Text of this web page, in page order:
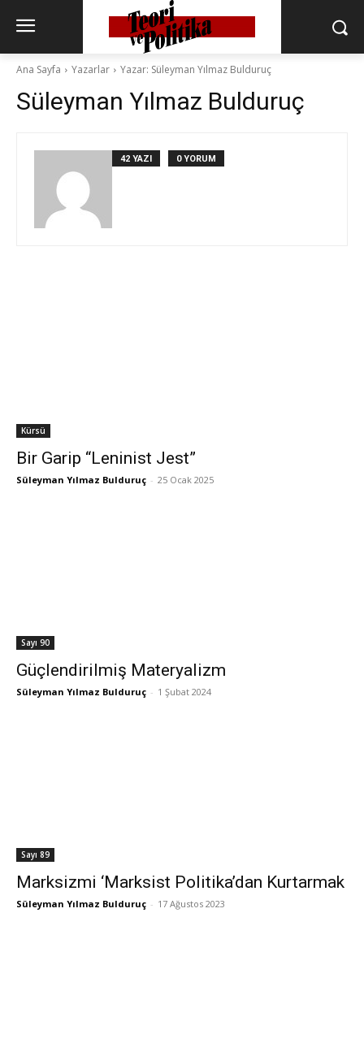
Ana Sayfa Yazarlar Yazar: Süleyman Yılmaz Bulduruç
Süleyman Yılmaz Bulduruç
42 YAZI 0 YORUM
Kürsü
Bir Garip “Leninist Jest”
Süleyman Yılmaz Bulduruç - 25 Ocak 2025
Sayı 90
Güçlendirilmiş Materyalizm
Süleyman Yılmaz Bulduruç - 1 Şubat 2024
Sayı 89
Marksizmi ‘Marksist Politika’dan Kurtarmak
Süleyman Yılmaz Bulduruç - 17 Ağustos 2023